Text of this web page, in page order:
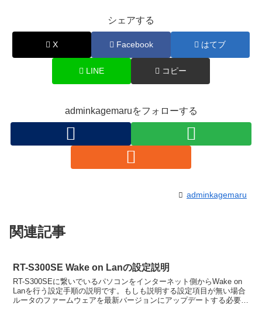
シェアする
X Facebook はてブ
LINE コピー
adminkagemaruをフォローする
adminkagemaru
関連記事
RT-S300SE Wake on Lanの設定説明
RT-S300SEに繋いでいるパソコンをインターネット側からWake on
Lanを行う設定手順の説明です。もしも説明する設定項目が無い場合
ルータのファームウェアを最新バージョンにアップデートする必要が